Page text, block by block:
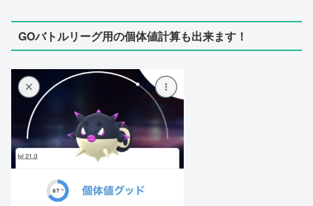
GOバトルリーグ用の個体値計算も出来ます！